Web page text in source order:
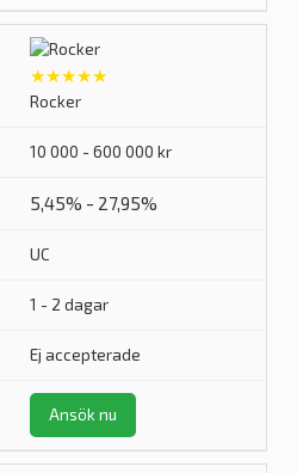
★★★★★
Rocker
10 000 - 600 000 kr
5,45% - 27,95%
UC
1 - 2 dagar
Ej accepterade
Ansök nu